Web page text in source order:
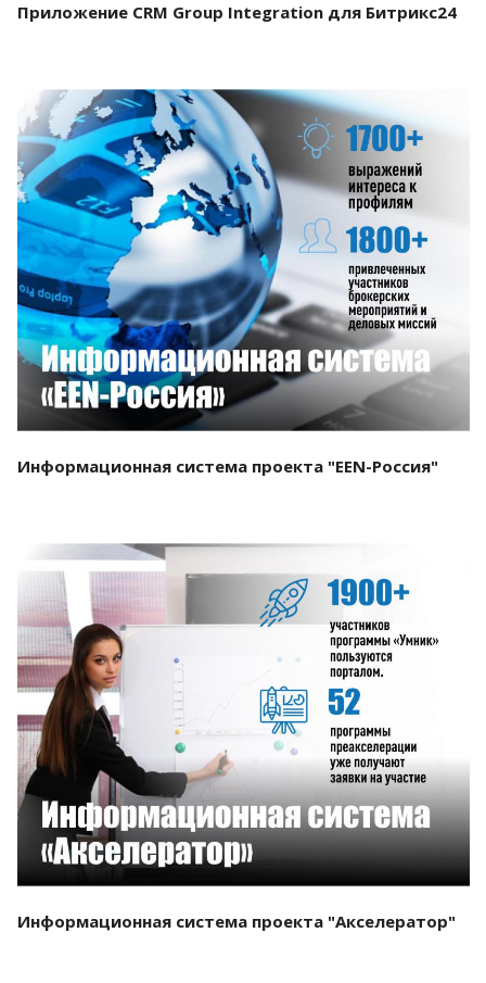
Приложение CRM Group Integration для Битрикс24
Смотреть проект
Информационная система проекта "EEN-Россия"
Смотреть проект
Информационная система проекта "Акселератор"